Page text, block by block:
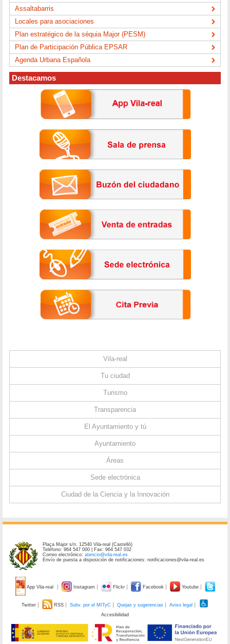
Assaltabarris
Locales para asociaciones
Plan estratégico de la séquia Major (PESM)
Plan de Participación Pública EPSAR
Agenda Urbana Española
Destacamos
Vila-real
Tu ciudad
Turismo
Transparencia
El Ayuntamiento y tú
Ayuntamiento
Áreas
Sede electrónica
Ciudad de la Ciencia y la Innovación
Plaça Major s/n. 12540 Vila-real (Castelló)
Teléfono: 964 547 000 | Fax: 964 547 032
Correo electrónico:atencio@vila-real.es
Envío de puesta a disposición de notificaciones: notificaciones@vila-real.es
App Vila-real Instagram Flickr Facebook Youtube
Twitter RSS Subv. por el MITyC Quejas y sugerencias
Aviso legal
Accesibilidad